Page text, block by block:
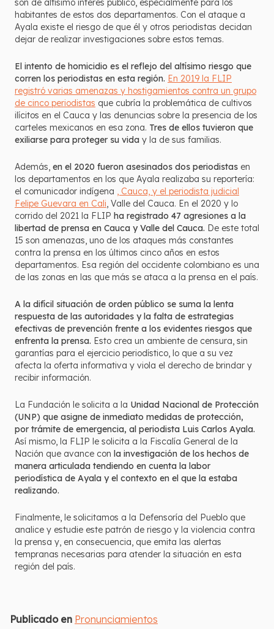
son de altísimo interés público, especialmente para los
habitantes de estos dos departamentos. Con el ataque a
Ayala existe el riesgo de que él y otros periodistas decidan
dejar de realizar investigaciones sobre estos temas.
El intento de homicidio es el reflejo del altísimo riesgo que
corren los periodistas en esta región. En 2019 la FLIP
registró varias amenazas y hostigamientos contra un grupo
de cinco periodistas que cubría la problemática de cultivos
ilícitos en el Cauca y las denuncias sobre la presencia de los
carteles mexicanos en esa zona. Tres de ellos tuvieron que
exiliarse para proteger su vida y la de sus familias.
Además, en el 2020 fueron asesinados dos periodistas en
los departamentos en los que Ayala realizaba su reportería:
el comunicador indígena , Cauca, y el periodista judicial
Felipe Guevara en Cali, Valle del Cauca. En el 2020 y lo
corrido del 2021 la FLIP ha registrado 47 agresiones a la
libertad de prensa en Cauca y Valle del Cauca. De este total
15 son amenazas, uno de los ataques más constantes
contra la prensa en los últimos cinco años en estos
departamentos. Esa región del occidente colombiano es una
de las zonas en las que más se ataca a la prensa en el país.
A la difícil situación de orden público se suma la lenta
respuesta de las autoridades y la falta de estrategias
efectivas de prevención frente a los evidentes riesgos que
enfrenta la prensa. Esto crea un ambiente de censura, sin
garantías para el ejercicio periodístico, lo que a su vez
afecta la oferta informativa y viola el derecho de brindar y
recibir información.
La Fundación le solicita a la Unidad Nacional de Protección
(UNP) que asigne de inmediato medidas de protección,
por trámite de emergencia, al periodista Luis Carlos Ayala.
Así mismo, la FLIP le solicita a la Fiscalía General de la
Nación que avance con la investigación de los hechos de
manera articulada tendiendo en cuenta la labor
periodística de Ayala y el contexto en el que la estaba
realizando.
Finalmente, le solicitamos a la Defensoría del Pueblo que
analice y estudie este patrón de riesgo y la violencia contra
la prensa y, en consecuencia, que emita las alertas
tempranas necesarias para atender la situación en esta
región del país.
Publicado en Pronunciamientos